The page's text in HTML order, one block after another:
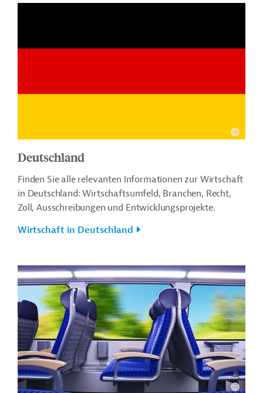
Deutschland
Finden Sie alle relevanten Informationen zur Wirtschaft
in Deutschland: Wirtschaftsumfeld, Branchen, Recht,
Zoll, Ausschreibungen und Entwicklungsprojekte.
Wirtschaft in Deutschland